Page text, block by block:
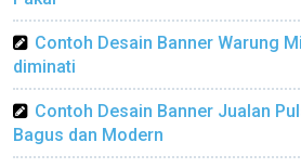
Contoh Desain Banner Warung
diminati
Contoh Desain Banner Jualan
Bagus dan Modern